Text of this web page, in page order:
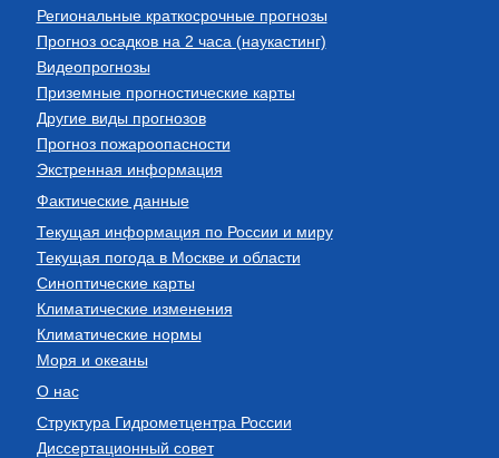
Региональные краткосрочные прогнозы
Прогноз осадков на 2 часа (наукастинг)
Видеопрогнозы
Приземные прогностические карты
Другие виды прогнозов
Прогноз пожароопасности
Экстренная информация
Фактические данные
Текущая информация по России и миру
Текущая погода в Москве и области
Синоптические карты
Климатические изменения
Климатические нормы
Моря и океаны
О нас
Структура Гидрометцентра России
Диссертационный совет